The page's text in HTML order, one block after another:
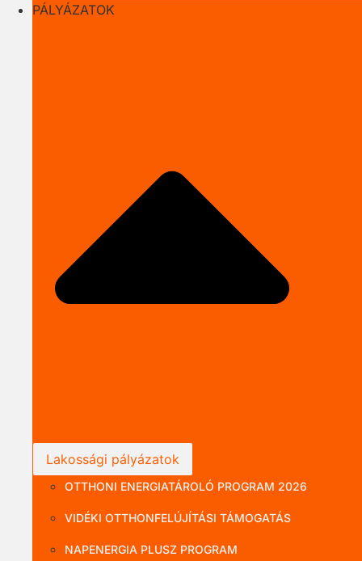
PÁLYÁZATOK
Lakossági pályázatok
OTTHONI ENERGIATÁROLÓ PROGRAM 2026
VIDÉKI OTTHONFELÚJÍTÁSI TÁMOGATÁS
NAPENERGIA PLUSZ PROGRAM